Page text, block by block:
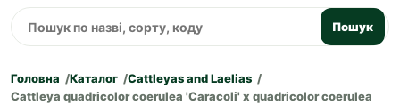
Пошук
Головна Каталог
Cattleyas and Laelias
Cattleya quadricolor coerulea 'Caracoli' x quadricolor coerulea